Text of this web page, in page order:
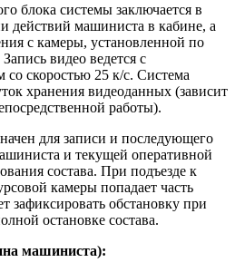
блока системы заключается в
действий машиниста в кабине, а
с камеры, установленной по
видео ведется с
со скоростью 25 к/с. Система
хранения видеоданных (зависит
работы).
для записи и последующего
и текущей оперативной
состава. При подъезде к
камеры попадает часть
зафиксировать обстановку при
остановке состава.
машиниста):